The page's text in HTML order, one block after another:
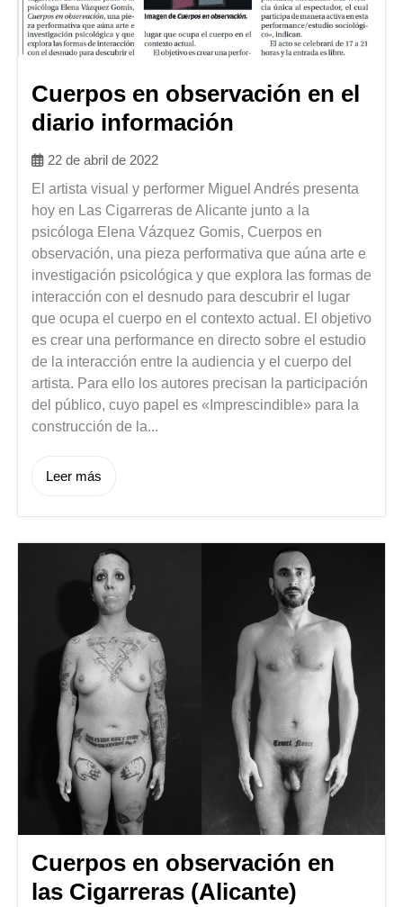
Cuerpos en observación en el
diario información
22 de abril de 2022
El artista visual y performer Miguel Andrés presenta
hoy en Las Cigarreras de Alicante junto a la
psicóloga Elena Vázquez Gomis, Cuerpos en
observación, una pieza performativa que aúna arte e
investigación psicológica y que explora las formas de
interacción con el desnudo para descubrir el lugar
que ocupa el cuerpo en el contexto actual. El objetivo
es crear una performance en directo sobre el estudio
de la interacción entre la audiencia y el cuerpo del
artista. Para ello los autores precisan la participación
del público, cuyo papel es «Imprescindible» para la
construcción de la...
Leer más
Cuerpos en observación en
las Cigarreras (Alicante)